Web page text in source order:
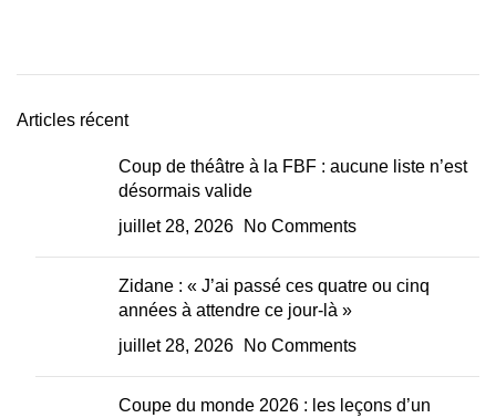
Articles récent
Coup de théâtre à la FBF : aucune liste n’est
désormais valide
juillet 28, 2026
No Comments
Zidane : « J’ai passé ces quatre ou cinq
années à attendre ce jour-là »
juillet 28, 2026
No Comments
Coupe du monde 2026 : les leçons d’un